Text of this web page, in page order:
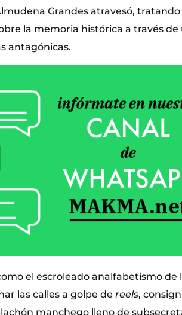
Grandes atravesó,
la memoria histórica a través
antagónicas.
el escroleado analfabetismo de
las calles a golpe de reels,
manchego lleno de